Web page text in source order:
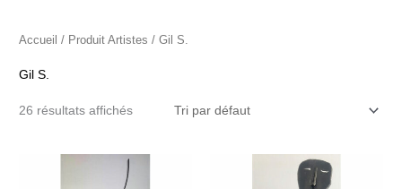
Accueil / Produit Artistes / Gil S.
Gil S.
26 résultats affichés